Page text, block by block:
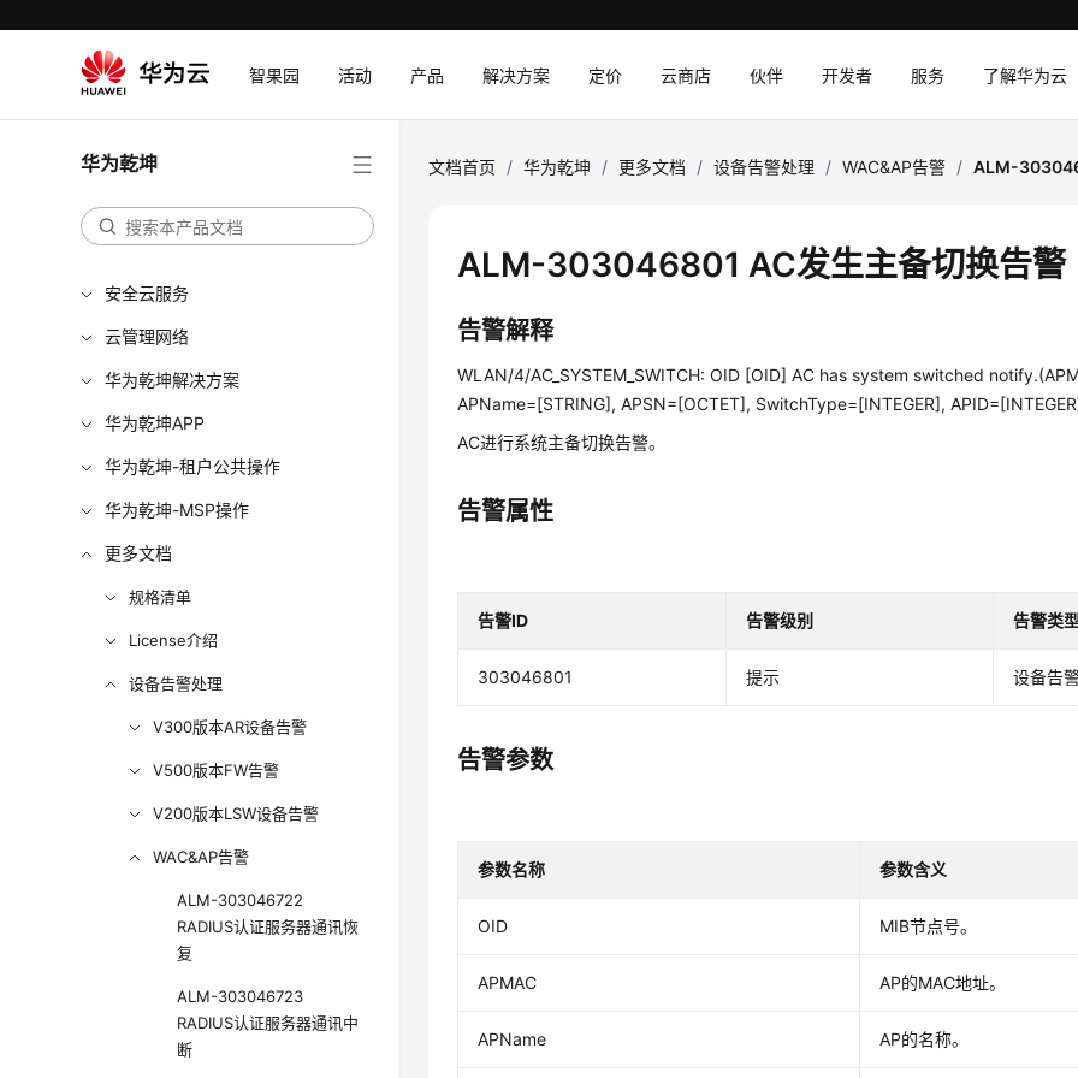
智果园 活动 产品 解决方案 定价 云商店 伙伴 开发者 服务 了解华为云
华为乾坤
安全云服务
云管理网络
华为乾坤解决方案
华为乾坤APP
华为乾坤-租户公共操作
华为乾坤-MSP操作
更多文档
规格清单
License介绍
设备告警处理
V300版本AR设备告警
V500版本FW告警
V200版本LSW设备告警
WAC&AP告警
ALM-303046722
RADIUS认证服务器通讯恢
复
ALM-303046723
RADIUS认证服务器通讯中
断
文档首页 / 华为乾坤 / 更多文档 / 设备告警处理 / WAC&AP告警 / ALM-
ALM-303046801 AC发生主备切换告警
告警解释
WLAN/4/AC_SYSTEM_SWITCH: OID [OID] AC has system switched
APName=[STRING], APSN=[OCTET], SwitchType=[INTEGER],
AC进行系统主备切换告警。
告警属性
告警ID 告警级别 告警类
303046801 提示 设备告
告警参数
参数名称 参数含义
OID MIB节点号。
APMAC AP的MAC地址。
APName AP的名称。